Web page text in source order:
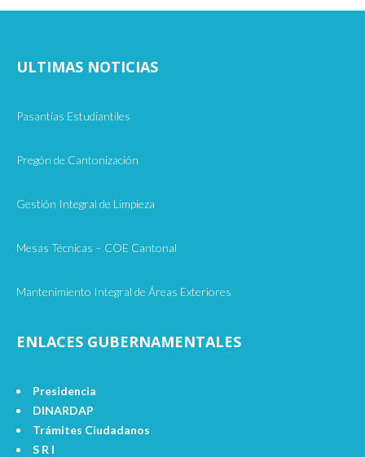
ULTIMAS NOTICIAS
Pasantías Estudiantiles
Pregón de Cantonización
Gestión Integral de Limpieza
Mesas Técnicas – COE Cantonal
Mantenimiento Integral de Áreas Exteriores
ENLACES GUBERNAMENTALES
Presidencia
DINARDAP
Trámites Ciudadanos
S R I